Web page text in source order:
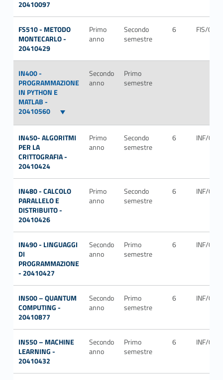
20410097
FS510 - METODO
MONTECARLO -
20410429
Primo
anno
Secondo
semestre
6 FIS/01
IN400 -
PROGRAMMAZIONE
IN PYTHON E
MATLAB -
20410560
Secondo
anno
Primo
semestre
IN450- ALGORITMI
PER LA
CRITTOGRAFIA -
20410424
Primo
anno
Secondo
semestre
6 INF/01
IN480 - CALCOLO
PARALLELO E
DISTRIBUITO -
20410426
Primo
anno
Secondo
semestre
6 INF/01
IN490 - LINGUAGGI
DI
PROGRAMMAZIONE
- 20410427
Secondo
anno
Primo
semestre
6 INF/01
IN500 – QUANTUM
COMPUTING -
20410877
Secondo
anno
Primo
semestre
6 INF/01
IN550 – MACHINE
LEARNING -
20410432
Secondo
anno
Primo
semestre
6 INF/01